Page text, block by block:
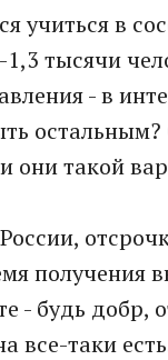
учиться в
1,3 тысячи
- в
они такой
получения
- будь добр,
все-таки